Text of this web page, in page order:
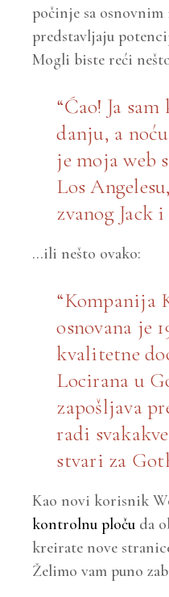
počinje sa
predstavljaju
Mogli biste reći
Ćao! Ja
danju, a
je moja web
Los
zvanog Jack
…ili nešto ovako:
Kompanija
osnovana je
kvalitetne
Locirana u
zapošljava
radi
stvari za
Kao novi korisnik
kontrolnu ploču da
kreirate nove
Želimo vam puno